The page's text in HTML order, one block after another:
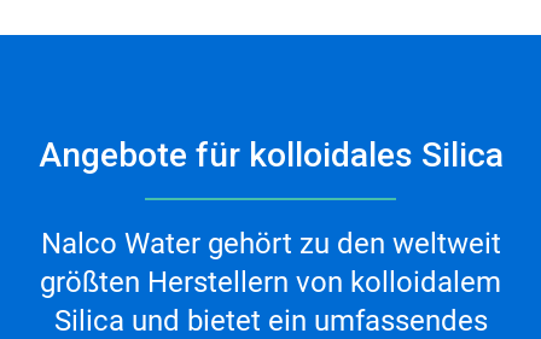
Angebote für kolloidales Silica
Nalco Water gehört zu den weltweit
größten Herstellern von kolloidalem
Silica und bietet ein umfassendes